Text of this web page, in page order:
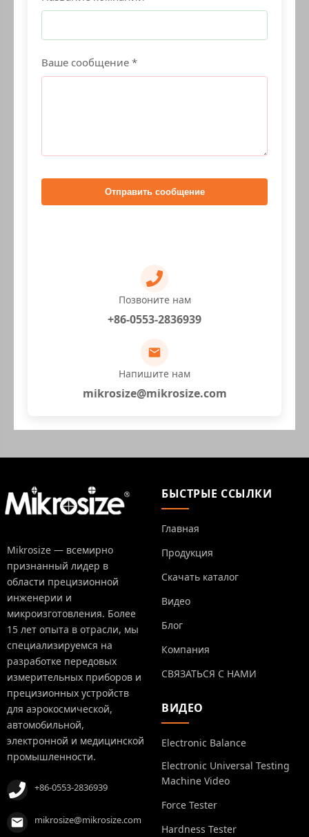
Ваше сообщение *
Отправить сообщение
Позвоните нам
+86-0553-2836939
Напишите нам
mikrosize@mikrosize.com
Mikrosize — всемирно
признанный лидер в
области прецизионной
инженерии и
микроизготовления. Более
15 лет опыта в отрасли, мы
специализируемся на
разработке передовых
измерительных приборов и
прецизионных устройств
для аэрокосмической,
автомобильной,
электронной и медицинской
промышленности.
+86-0553-2836939
mikrosize@mikrosize.com
БЫСТРЫЕ ССЫЛКИ
Главная
Продукция
Скачать каталог
Видео
Блог
Компания
СВЯЗАТЬСЯ С НАМИ
ВИДЕО
Electronic Balance
Electronic Universal Testing
Machine Video
Force Tester
Hardness Tester